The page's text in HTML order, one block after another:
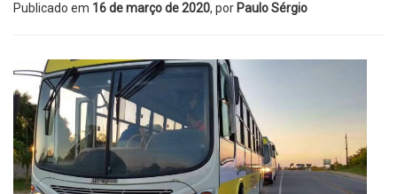
Publicado em 16 de março de 2020, por Paulo Sérgio